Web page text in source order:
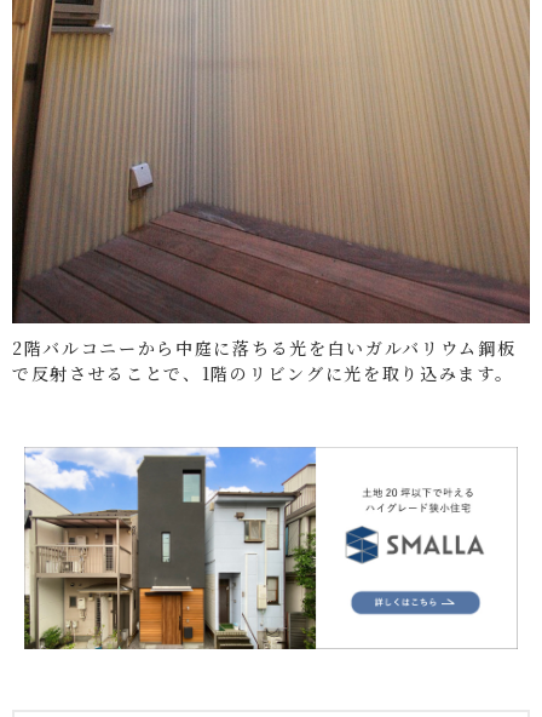
2階バルコニーから中庭に落ちる光を白いガルバリウム鋼板
で反射させることで、1階のリビングに光を取り込みます。